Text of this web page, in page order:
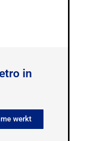
in
werkt